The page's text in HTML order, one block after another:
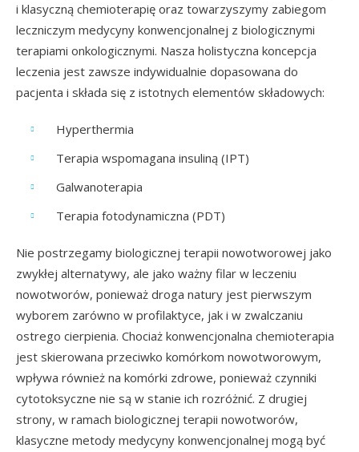
i klasyczną chemioterapię oraz towarzyszymy zabiegom
leczniczym medycyny konwencjonalnej z biologicznymi
terapiami onkologicznymi. Nasza holistyczna koncepcja
leczenia jest zawsze indywidualnie dopasowana do
pacjenta i składa się z istotnych elementów składowych:
Hyperthermia
Terapia wspomagana insuliną (IPT)
Galwanoterapia
Terapia fotodynamiczna (PDT)
Nie postrzegamy biologicznej terapii nowotworowej jako
zwykłej alternatywy, ale jako ważny filar w leczeniu
nowotworów, ponieważ droga natury jest pierwszym
wyborem zarówno w profilaktyce, jak i w zwalczaniu
ostrego cierpienia. Chociaż konwencjonalna chemioterapia
jest skierowana przeciwko komórkom nowotworowym,
wpływa również na komórki zdrowe, ponieważ czynniki
cytotoksyczne nie są w stanie ich rozróżnić. Z drugiej
strony, w ramach biologicznej terapii nowotworów,
klasyczne metody medycyny konwencjonalnej mogą być